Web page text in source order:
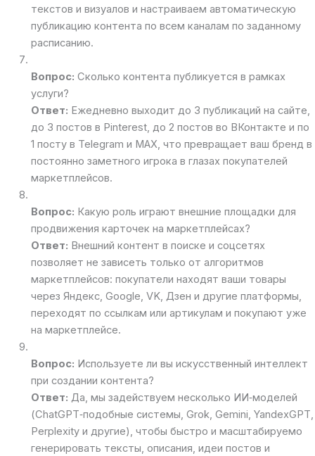
текстов и визуалов и настраиваем автоматическую
публикацию контента по всем каналам по заданному
расписанию.
Вопрос: Сколько контента публикуется в рамках
услуги?
Ответ: Ежедневно выходит до 3 публикаций на сайте,
до 3 постов в Pinterest, до 2 постов во ВКонтакте и по
1 посту в Telegram и MAX, что превращает ваш бренд в
постоянно заметного игрока в глазах покупателей
маркетплейсов.
Вопрос: Какую роль играют внешние площадки для
продвижения карточек на маркетплейсах?
Ответ: Внешний контент в поиске и соцсетях
позволяет не зависеть только от алгоритмов
маркетплейсов: покупатели находят ваши товары
через Яндекс, Google, VK, Дзен и другие платформы,
переходят по ссылкам или артикулам и покупают уже
на маркетплейсе.
Вопрос: Используете ли вы искусственный интеллект
при создании контента?
Ответ: Да, мы задействуем несколько ИИ‑моделей
(ChatGPT‑подобные системы, Grok, Gemini, YandexGPT,
Perplexity и другие), чтобы быстро и масштабируемо
генерировать тексты, описания, идеи постов и